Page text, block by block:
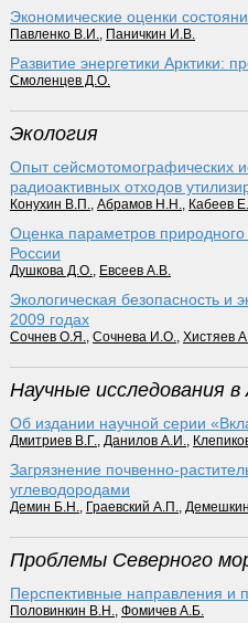
Экономические оценки
Павленко В.И., Паничкин И.В.
Развитие энергетики Арктики:
Смоленцев Д.О.
Экология
Опыт сейсмотомографических
радиоактивных отходов
Конухин В.П., Абрамов Н.Н., Кабеев
Оценка параметров природного
России
Душкова Д.О., Евсеев А.В.
Экологическая безопасность и
2009 годах
Сочнев О.Я., Сочнева И.О., Хистяев
Научные исследования
Об издании научной серии
Дмитриев В.Г., Данилов А.И.,
Загрязнение почвенно-
углеводородами
Демин Б.Н., Граевский А.П.,
Проблемы Северного
Перспективные направления и
Половинкин В.Н., Фомичев А.Б.